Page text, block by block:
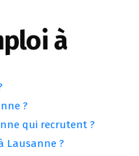
à
?
qui recrutent ?
Lausanne ?